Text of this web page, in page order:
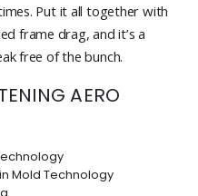
Put it all together with
frame drag, and it’s a
free of the bunch.
AERO
Mold Technology